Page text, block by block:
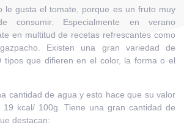
le gusta el tomate, porque es un fruto muy
consumir. Especialmente en verano
en multitud de recetas refrescantes como
Existen una gran variedad de
tipos que difieren en el color, la forma o el
cantidad de aguay esto hace que suvalor
19 kcal/ 100g. Tiene una gran cantidad de
destacan: